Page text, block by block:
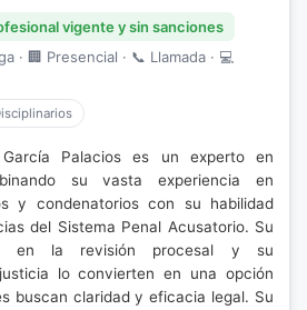
vigente y sin sanciones
· 🏢 Presencial · 📞 Llamada · 💻
Palacios es un experto en
su vasta experiencia en
y condenatorios con su habilidad
del Sistema Penal Acusatorio. Su
en la revisión procesal y su
lo convierten en una opción
buscan claridad y eficacia legal. Su